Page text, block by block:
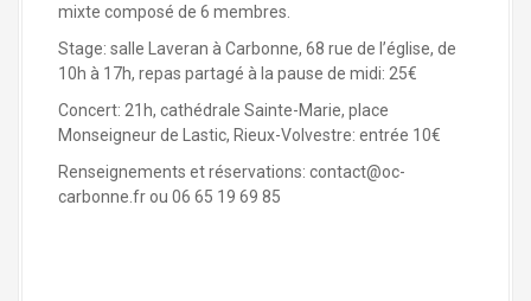
mixte composé de 6 membres.
Stage: salle Laveran à Carbonne, 68 rue de l’église, de
10h à 17h, repas partagé à la pause de midi: 25€
Concert: 21h, cathédrale Sainte-Marie, place
Monseigneur de Lastic, Rieux-Volvestre: entrée 10€
Renseignements et réservations: contact@oc-
carbonne.frou 06 65 19 69 85